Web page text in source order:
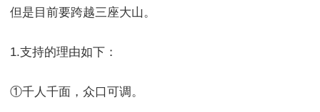
但是目前要跨越三座大山。
1.支持的理由如下：
①千人千面，众口可调。